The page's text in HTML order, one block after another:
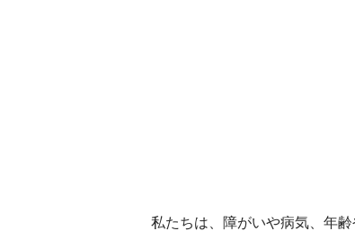
私たちは、障がいや病気、年齢